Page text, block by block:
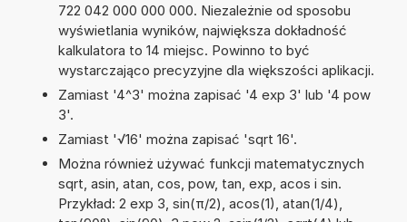
722 042 000 000 000. Niezależnie od sposobu
wyświetlania wyników, największa dokładność
kalkulatora to 14 miejsc. Powinno to być
wystarczająco precyzyjne dla większości aplikacji.
Zamiast '4^3' można zapisać '4 exp 3' lub '4 pow
3'.
Zamiast '√16' można zapisać 'sqrt 16'.
Można również używać funkcji matematycznych
sqrt, asin, atan, cos, pow, tan, exp, acos i sin.
Przykład: 2 exp 3, sin(π/2), acos(1), atan(1/4),